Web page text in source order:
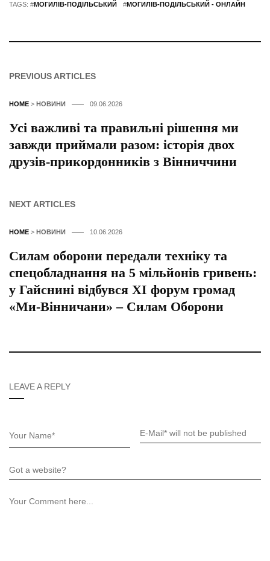
TAGS: #МОГИЛІВ-ПОДІЛЬСЬКИЙ #МОГИЛІВ-ПОДІЛЬСЬКИЙ - ОНЛАЙН
PREVIOUS ARTICLES
HOME > НОВИНИ 09.06.2026
Усі важливі та правильні рішення ми
завжди приймали разом: історія двох
друзів-прикордонників з Вінниччини
NEXT ARTICLES
HOME > НОВИНИ 10.06.2026
Силам оборони передали техніку та
спецобладнання на 5 мільйонів гривень:
у Гайснині відбувся ХІ форум громад
«Ми-Вінничани» – Силам Оборони
LEAVE A REPLY